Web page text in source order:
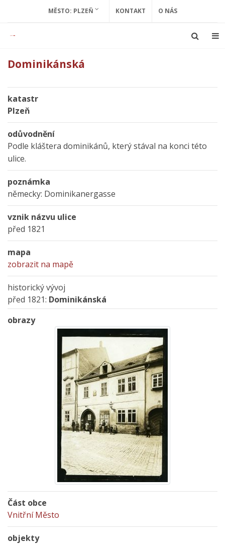
MĚSTO: PLZEŇ KONTAKT O NÁS
Dominikánská
katastr
Plzeň
odůvodnění
Podle kláštera dominikánů, který stával na konci této
ulice.
poznámka
německy: Dominikanergasse
vznik názvu ulice
před 1821
mapa
zobrazit na mapě
historický vývoj
před 1821: Dominikánská
obrazy
Část obce
Vnitřní Město
objekty